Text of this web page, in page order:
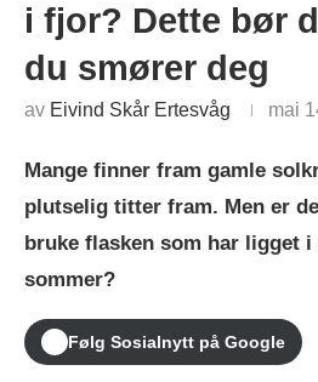
i fjor? Dette bør
du smører deg
av Eivind Skår Ertesvåg mai
Mange finner fram gamle
plutselig titter fram. Men er
bruke flasken som har ligget
sommer?
Følg Sosialnytt på Google